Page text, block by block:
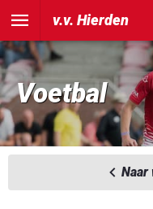
v.v. Hierden
Voetbal
Naar